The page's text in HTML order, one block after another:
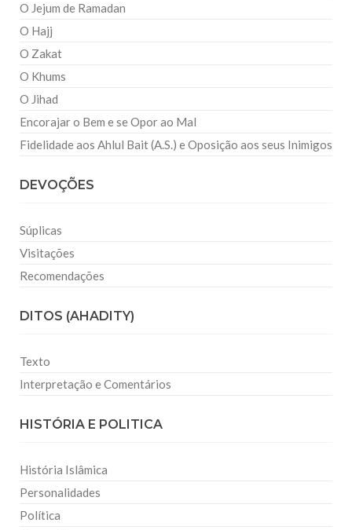
O Jejum de Ramadan
O Hajj
O Zakat
O Khums
O Jihad
Encorajar o Bem e se Opor ao Mal
Fidelidade aos Ahlul Bait (A.S.) e Oposição aos seus Inimigos
DEVOÇÕES
Súplicas
Visitações
Recomendações
DITOS (AHADITY)
Texto
Interpretação e Comentários
HISTÓRIA E POLITICA
História Islâmica
Personalidades
Política